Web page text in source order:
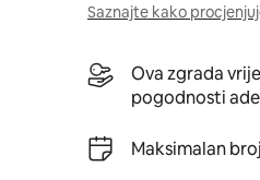
Saznajte kako
Ova zgrada
pogodnosti
Maksimalan